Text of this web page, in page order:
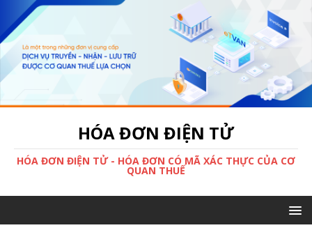
HÓA ĐƠN ĐIỆN TỬ
HÓA ĐƠN ĐIỆN TỬ - HÓA ĐƠN CÓ MÃ XÁC THỰC CỦA CƠ
QUAN THUẾ